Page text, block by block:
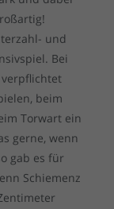
und
Bei
beim
Torwart ein
gerne, wenn
gab es für
Schiemenz